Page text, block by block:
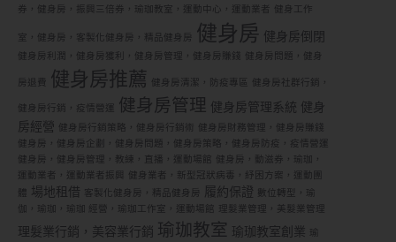
券，健身房，振興三倍券，瑜珈教室，運動中心，運動業者
健身工作
室，健身房，客製化健身房，精品健身房 健身房 健身房倒閉
健身房利潤，健身房獲利，健身房管理，健身房賺錢 健身房問題，健身
房退費 健身房推薦 健身房清潔，防疫專區 健身房社群行銷，
健身房行銷，疫情營運 健身房管理 健身房管理系統 健身
房經營
健身房行銷策略，健身房行銷術
健身房財務管理，健身房賺錢
健身房，健身房企劃，健身房問題，健身房策略，健身房防疫，疫情營運
健身房，健身房管理，教練，直播，運動場館
健身房，動滋券，瑜珈，
運動業者，運動業者振興
健身業者，新型冠狀病毒，紓困方案，運動團
場地租借 客製化健身房，精品健身房 履約保證
數位轉型，瑜
伽，瑜珈，瑜珈 經營，瑜珈工作室，運動場館
理髮業管理，美髮業管理
理髮業行銷，美容業行銷 瑜珈教室 瑜珈教室創業